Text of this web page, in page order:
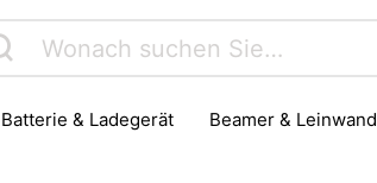
Batterie & Ladegerät Beamer & Leinwand